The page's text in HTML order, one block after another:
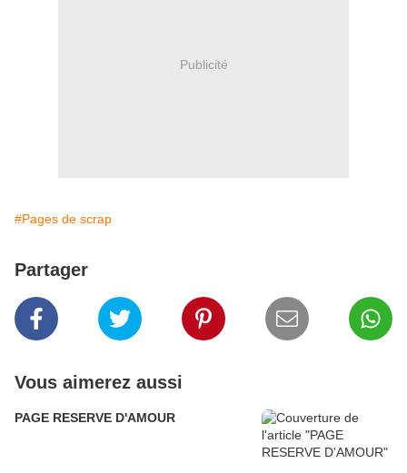
Publicité
#Pages de scrap
Partager
Vous aimerez aussi
PAGE RESERVE D'AMOUR